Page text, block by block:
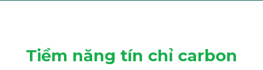
Tiềm năng tín chỉ carbon